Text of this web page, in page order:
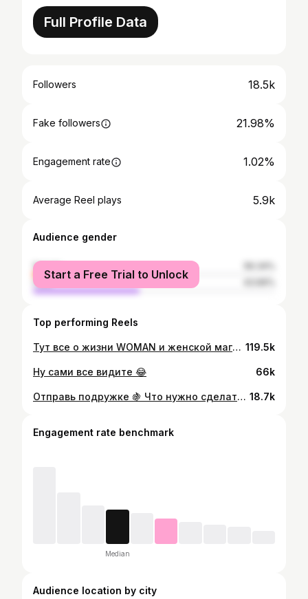
Full Profile Data
Followers 18.5k
Fake followers 21.98%
Engagement rate 1.02%
Average Reel plays 5.9k
Audience gender
female
male
Start a Free Trial to Unlock
Top performing Reels
Тут все о жизни WOMAN и женской магии 💔 119.5k
Ну сами все видите 😂 66k
Отправь подружке 🍇 Что нужно сделать? Под бой курантов кушать виноград, (1 бой = 1 виноград = 1 желание) параллельно можешь загадывать по одному своему желанию, но не обязательно 🫶🏻🎄 Если видео тебе попалось до 31 декабря, значит это знак 😂 18.7k
Engagement rate benchmark
Median
Audience location by city